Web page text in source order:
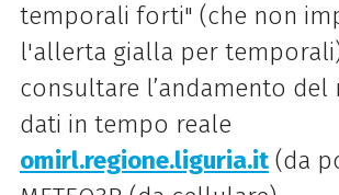
temporali forti" (che non
l'allerta gialla per
consultare l’andamento del
dati in tempo reale
omirl.regione.liguria.it(da